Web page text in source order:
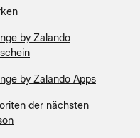
by Zalando
by Zalando Apps
der nächsten